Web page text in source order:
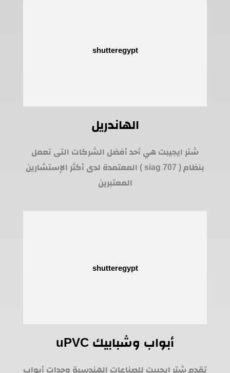
الهاندريل
شتر ايجيبت هي أحد أفضل الشركات التى تعمل
بنظام ( siag 707 ) المعتمدة لدى أكثر الإستشارين
المعتبرين
أبواب وشبابيك uPVC
تقدم شتر ايجيبت للصناعات الهندسية وحدات أبواب